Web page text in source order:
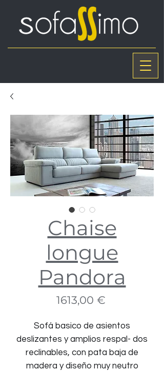
Chaise
longue
Pandora
1613,00 €Precio
Sofá basico de asientos
deslizantes y amplios respal- dos
reclinables, con pata baja de
madera y diseño muy neutro